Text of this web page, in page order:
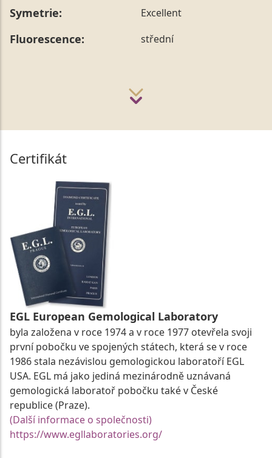
Symetrie: Excellent
Fluorescence: střední
Certifikát
EGL European Gemological Laboratory
byla založena v roce 1974 a v roce 1977 otevřela svoji
první pobočku ve spojených státech, která se v roce
1986 stala nezávislou gemologickou laboratoří EGL
USA. EGL má jako jediná mezinárodně uznávaná
gemologická laboratoř pobočku také v České
republice (Praze).
(Další informace o společnosti)
https://www.egllaboratories.org/